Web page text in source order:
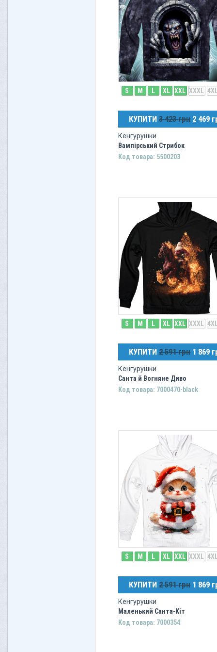
S M L XL XXL XXXL
КУПИТИ 3 423 грн 2 469
Кенгурушки
Вампірський Стрибок
Код товара: 5500203
S M L XL XXL XXXL
КУПИТИ 2 591 грн 1 869
Кенгурушки
Санта й Вогняне Диво
Код товара: 7000470-black
S M L XL XXL XXXL
КУПИТИ 2 591 грн 1 869
Кенгурушки
Маленький Санта-Кіт
Код товара: 7000354